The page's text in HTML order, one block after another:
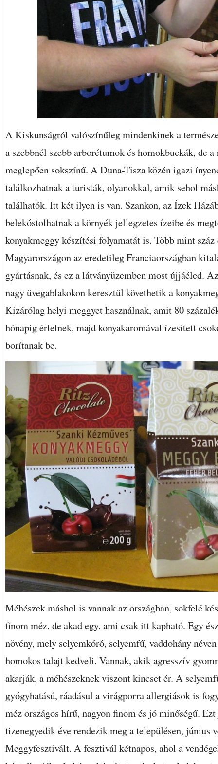
A Kiskunságról valószínűleg mindenkinek a
a szebbnél szebb arborétumok és homokbuckák, de
meglepően sokszínű. A Duna-Tisza közén igazi
találkozhatnak a turisták, olyanokkal, amik sehol
találhatók. Itt két ilyen is van. Szankon, az Ízek
belekóstolhatnak a környék jellegzetes ízeibe és
konyakmeggy készítési folyamatát is. Több mint száz
Magyarországon az eredetileg Franciaországban
gyártásnak, és ez a látványüzemben most újjáéled.
nagy üvegablakokon keresztül követhetik a
Kizárólag helyi meggyet használnak, amit 80
hónapig érlelnek, majd konyakaromával ízesített
borítanak be.
Méhészek máshol is vannak az országban, sokfelé
finom méz, de akad egy, ami csak itt kapható. Egy
növény, mely selyemkóró, selyemfű, vaddohány
homokos talajt kedveli. Vannak, akik agresszív
akarják, a méhészeknek viszont kincset ér. A
gyógyhatású, ráadásul a virágporra allergiások is
méz országos hírű, nagyon finom és jó minőségű.
tizenegyedik éve rendezik meg a településen, június
Meggyfesztivált. A fesztivál kétnapos, ahol a